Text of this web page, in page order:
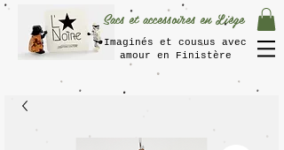
Imaginés et cousus avec
amour en Finistère
Sacs et accessoires en Liège